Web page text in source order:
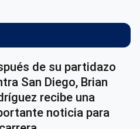
de su partidazo
San Diego, Brian
recibe una
noticia para